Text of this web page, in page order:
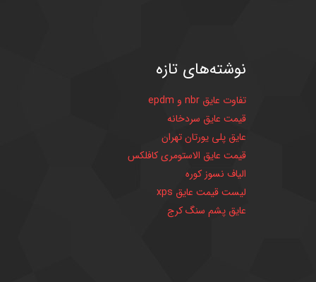
نوشته‌های تازه
تفاوت عایق nbr و epdm
قیمت عایق سردخانه
عایق پلی یورتان تهران
قیمت عایق الاستومری کافلکس
الیاف نسوز کوره
لیست قیمت عایق xps
عایق پشم سنگ کرج